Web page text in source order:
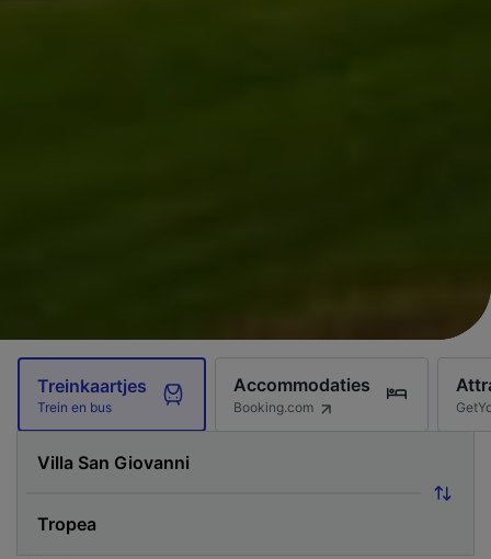
Treinkaartjes
Trein en bus
Accommodaties
Booking.com